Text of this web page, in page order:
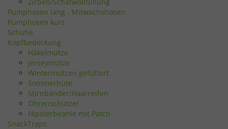
Pumphosen lang - Mitwachshosen
Pumphosen kurz
Schuhe
Kopfbedeckung
Häkelmütze
Jerseymütze
Wintermützen gefüttert
Sommerhüte
Stirnbänder/Haarreifen
Ohrenschützer
Hipsterbeanie mit Patch
SnackTraps